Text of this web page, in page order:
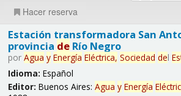
Hacer reserva
Estación transformadora San
provincia deRío Negro
por Agua y Energía Eléctrica, Sociedad del
Idioma: Español
Editor: Buenos Aires: Agua y Energía